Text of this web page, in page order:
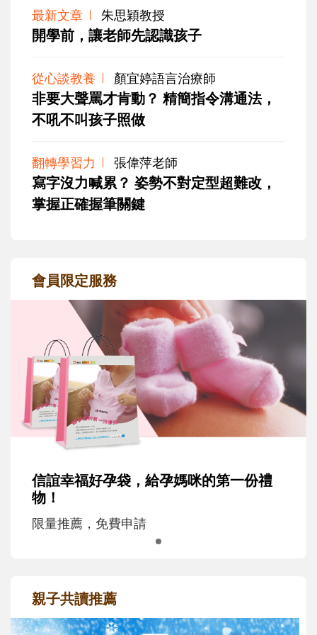
最新文章 朱思穎教授
開學前，讓老師先認識孩子
從心談教養 顏宜婷語言治療師
非要大聲罵才肯動？ 精簡指令溝通法，
不吼不叫孩子照做
翻轉學習力 張偉萍老師
寫字沒力喊累？ 姿勢不對定型超難改，
掌握正確握筆關鍵
會員限定服務
信誼幸福好孕袋，給孕媽咪的第一份禮
物！
限量推薦，免費申請
親子共讀推薦